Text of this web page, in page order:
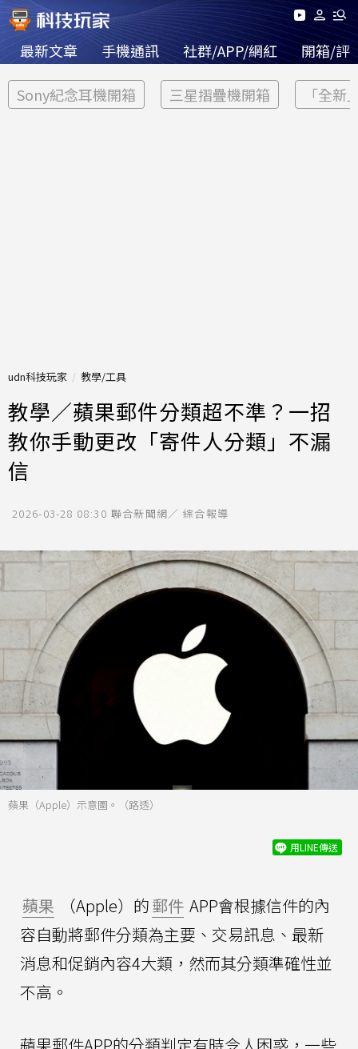
最新文章 手機通訊 社群/APP/網紅 開箱/評
Sony紀念耳機開箱 三星摺疊機開箱 「全新
udn科技玩家 教學/工具
教學／蘋果郵件分類超不準？一招
教你手動更改「寄件人分類」不漏
信
2026-03-28 08:30 聯合新聞網／ 綜合報導
蘋果（Apple）示意圖。（路透）
用LINE傳送
蘋果 （Apple）的郵件 APP會根據信件的內
容自動將郵件分類為主要、交易訊息、最新
消息和促銷內容4大類，然而其分類準確性並
不高。
蘋果郵件APP的分類判定有時令人困惑，一些